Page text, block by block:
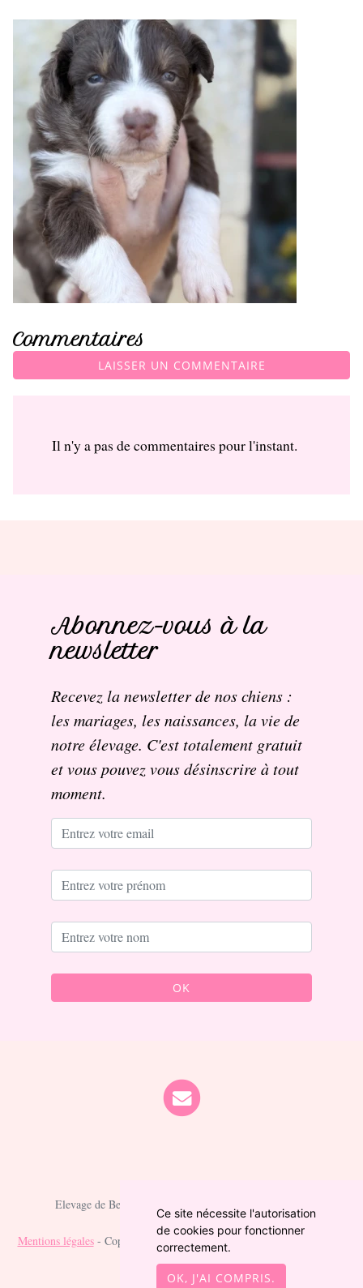
Commentaires
LAISSER UN COMMENTAIRE
Il n'y a pas de commentaires pour l'instant.
Abonnez-vous à la
newsletter
Recevez la newsletter de nos chiens :
les mariages, les naissances, la vie de
notre élevage. C'est totalement gratuit
et vous pouvez vous désinscrire à tout
moment.
OK
Elevage de Berger australien depuis 2021 situé en Cher
Mentions légales- Copyright© Berger australien des fauminards 2026 -
Site créé avec
WeBreed
Ce site nécessite l'autorisation
de cookies pour fonctionner
correctement.
OK, J'AI COMPRIS.